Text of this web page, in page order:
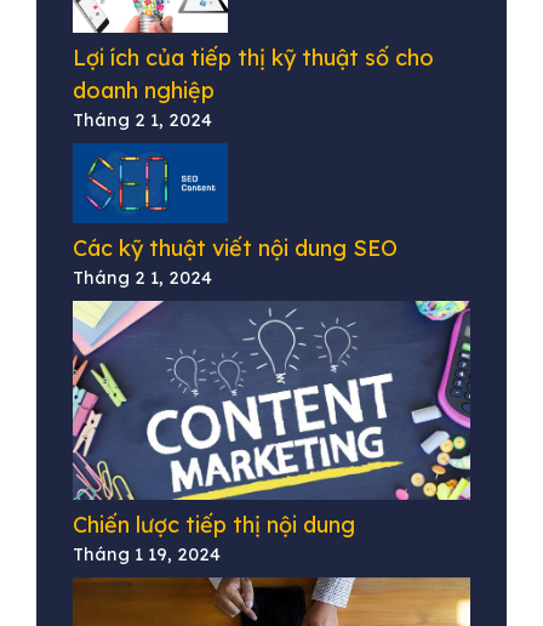
Lợi ích của tiếp thị kỹ thuật số cho
doanh nghiệp
Tháng 2 1, 2024
Các kỹ thuật viết nội dung SEO
Tháng 2 1, 2024
Chiến lược tiếp thị nội dung
Tháng 1 19, 2024